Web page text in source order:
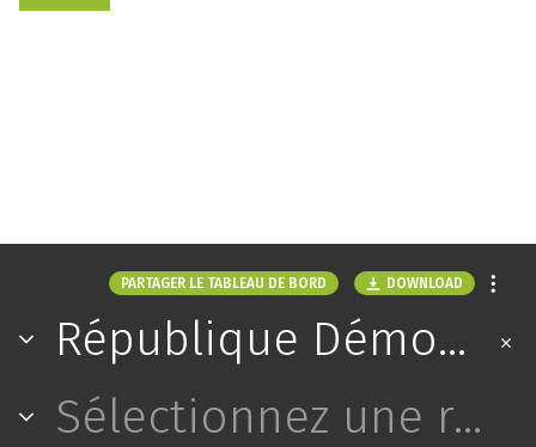
PARTAGER LE TABLEAU DE BORD DOWNLOAD
République Démocratique du Congo
Sélectionnez une région